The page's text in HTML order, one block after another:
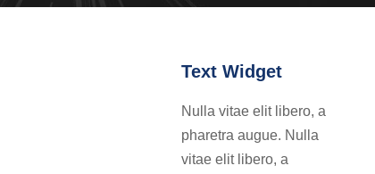
Text Widget
Nulla vitae elit libero, a
pharetra augue. Nulla
vitae elit libero, a